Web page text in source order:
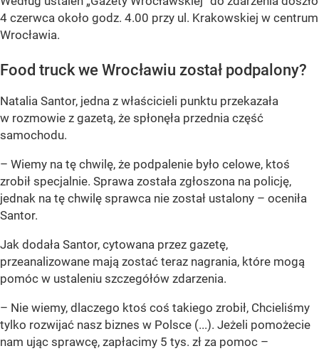
4 czerwca około godz. 4.00 przy ul. Krakowskiej w centrum
Wrocławia.
Food truck we Wrocławiu został podpalony?
Natalia Santor, jedna z właścicieli punktu przekazała
w rozmowie z gazetą, że spłonęła przednia część
samochodu.
– Wiemy na tę chwilę, że podpalenie było celowe, ktoś
zrobił specjalnie. Sprawa została zgłoszona na policję,
jednak na tę chwilę sprawca nie został ustalony – oceniła
Santor.
Jak dodała Santor, cytowana przez gazetę,
przeanalizowane mają zostać teraz nagrania, które mogą
pomóc w ustaleniu szczegółów zdarzenia.
– Nie wiemy, dlaczego ktoś coś takiego zrobił, Chcieliśmy
tylko rozwijać nasz biznes w Polsce (...). Jeżeli pomożecie
nam ując sprawcę, zapłacimy 5 tys. zł za pomoc –